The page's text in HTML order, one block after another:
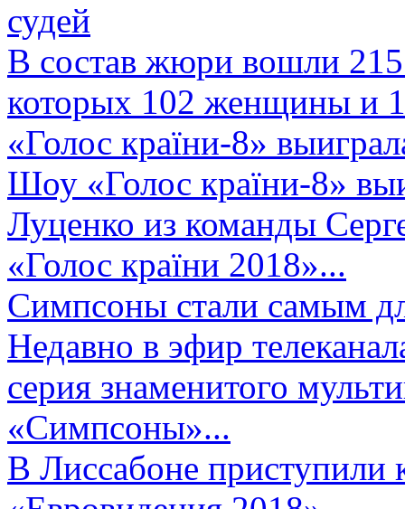
судей
В состав жюри вошли 215
которых 102 женщины и
«Голос країни-8»
Шоу «Голос країни-8»
Луценко из команды
«Голос країни 2018»...
Симпсоны стали самым
Недавно в эфир
серия знаменитого
«Симпсоны»...
В Лиссабоне приступили